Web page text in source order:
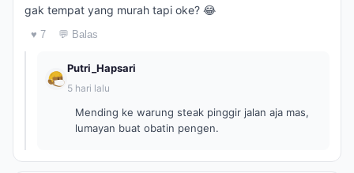
gak tempat yang murah tapi oke? 😂
♥ 7 💬 Balas
Putri_Hapsari
5 hari lalu
Mending ke warung steak pinggir jalan aja mas,
lumayan buat obatin pengen.